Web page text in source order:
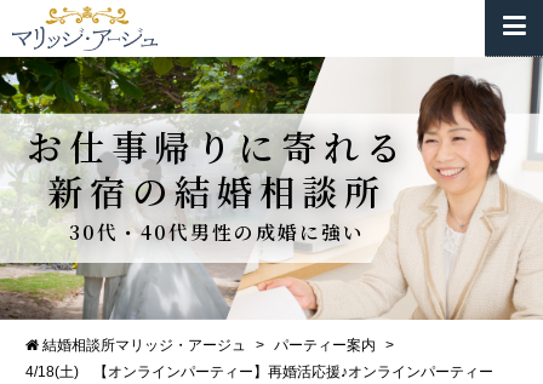
お仕事帰りに寄れる
新宿の結婚相談所
30代・40代男性の成婚に強い
結婚相談所マリッジ・アージュ > パーティー案内
>
4/18(土) 【オンラインパーティー】再婚活応援♪オンラインパーティー